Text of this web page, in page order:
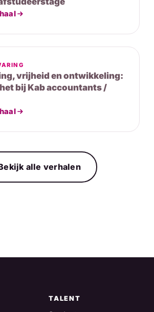
vrijheid en ontwikkeling:
bij Kab accountants /
alle verhalen
TALENT